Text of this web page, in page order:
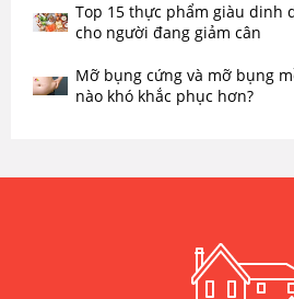
Top 15 thực phẩm giàu dinh
cho người đang giảm cân
Mỡ bụng cứng và mỡ bụng
nào khó khắc phục hơn?